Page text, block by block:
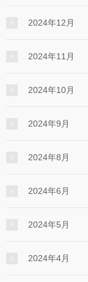
2024年12月
2024年11月
2024年10月
2024年9月
2024年8月
2024年6月
2024年5月
2024年4月